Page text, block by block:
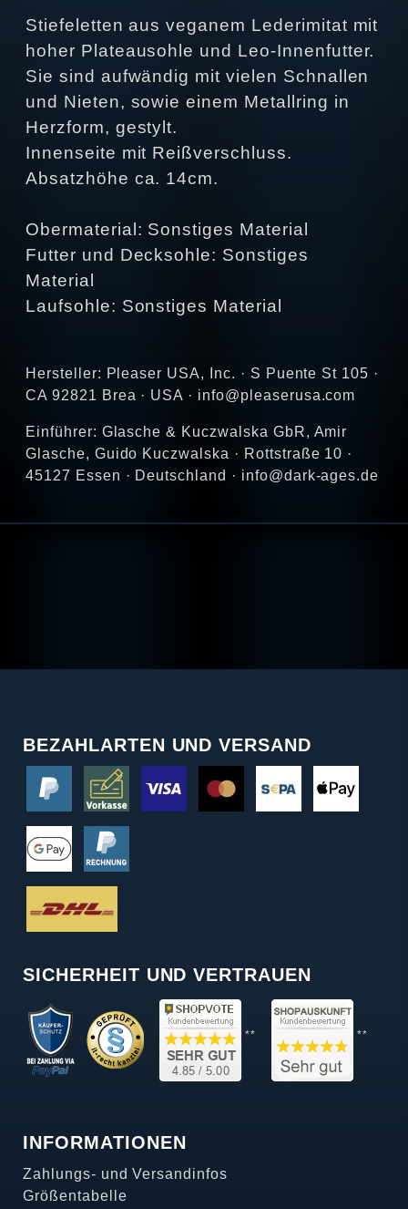
Stiefeletten aus veganem Lederimitat mit
hoher Plateausohle und Leo-Innenfutter.
Sie sind aufwändig mit vielen Schnallen
und Nieten, sowie einem Metallring in
Herzform, gestylt.
Innenseite mit Reißverschluss.
Absatzhöhe ca. 14cm.
Obermaterial: Sonstiges Material
Futter und Decksohle: Sonstiges
Material
Laufsohle: Sonstiges Material
Hersteller: Pleaser USA, Inc. · S Puente St 105 ·
CA 92821 Brea · USA · info@pleaserusa.com
Einführer: Glasche & Kuczwalska GbR, Amir
Glasche, Guido Kuczwalska · Rottstraße 10 ·
45127 Essen · Deutschland · info@dark-ages.de
BEZAHLARTEN UND VERSAND
SICHERHEIT UND VERTRAUEN
** **
INFORMATIONEN
Zahlungs- und Versandinfos
Größentabelle